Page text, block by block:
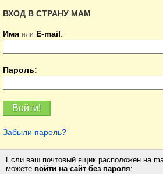
ВХОД В СТРАНУ МАМ
Имя или E-mail:
Пароль:
Забыли пароль?
Если ваш почтовый ящик расположен на
можете войти на сайт без пароля: